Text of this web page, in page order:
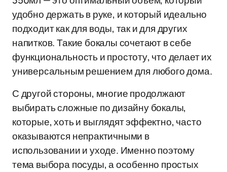
удобно держать в руке, и который идеально
подходит как для воды, так и для других
напитков. Такие бокалы сочетают в себе
функциональность и простоту, что делает их
универсальным решением для любого дома.
С другой стороны, многие продолжают
выбирать сложные по дизайну бокалы,
которые, хоть и выглядят эффектно, часто
оказываются непрактичными в
использовании и уходе. Именно поэтому
тема выбора посуды, а особенно простых